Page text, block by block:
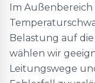
Im
Belastung auf
wählen wir
Leitungswege